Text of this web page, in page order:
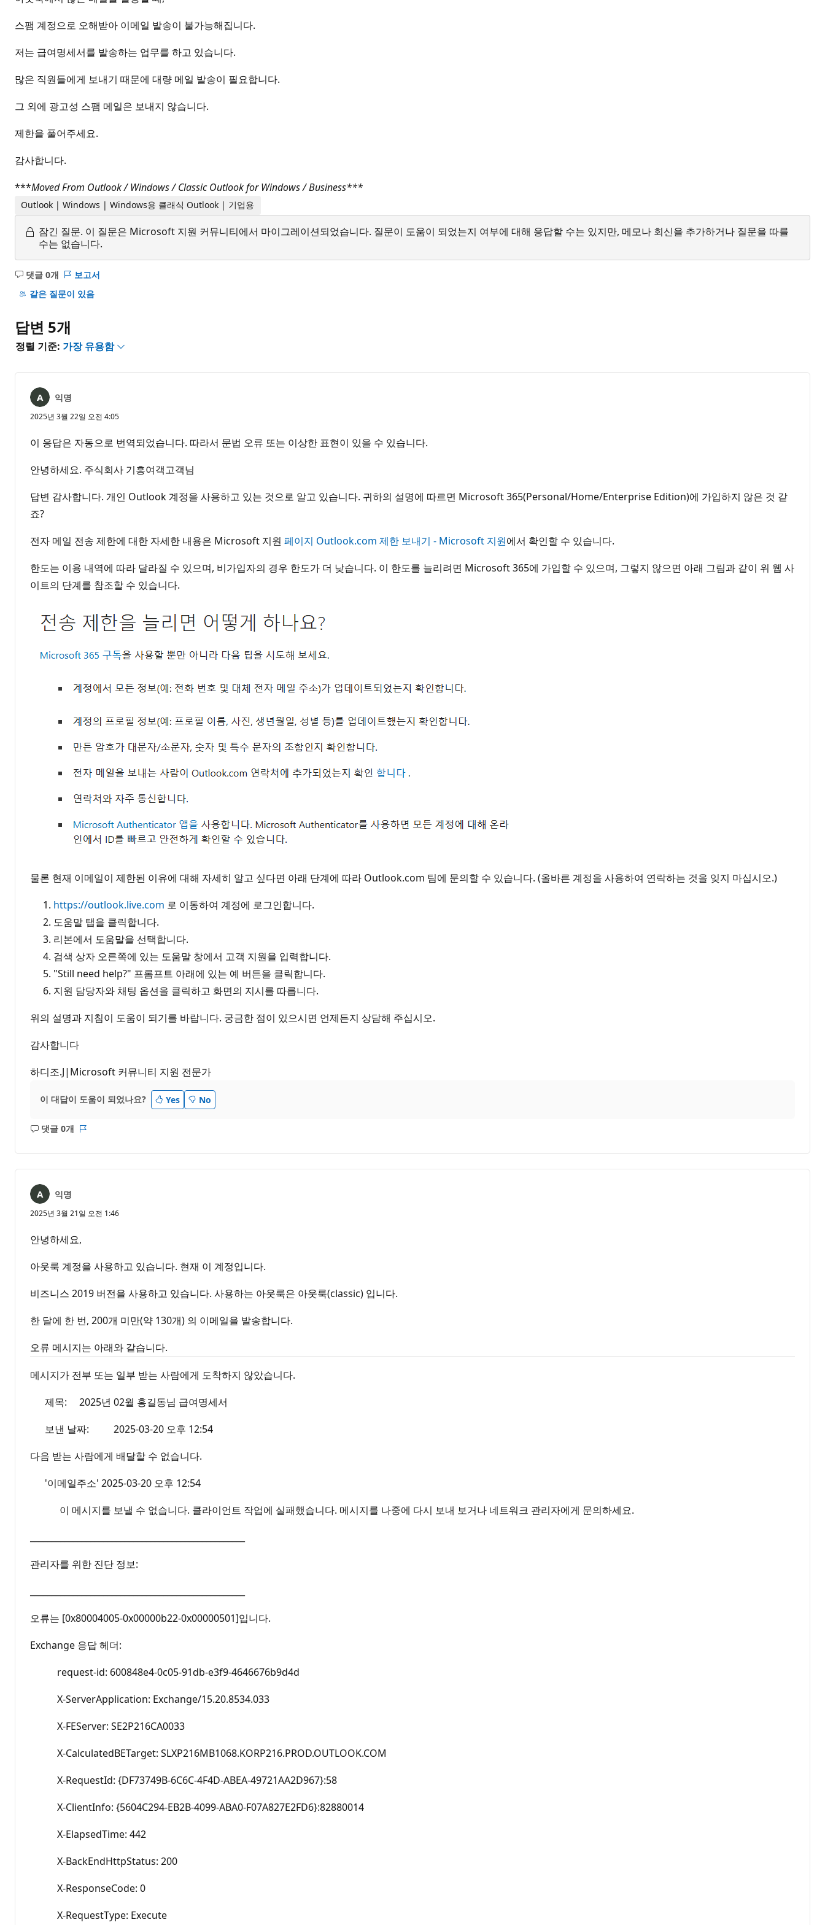
스팸 계정으로 오해받아 이메일 발송이 불가능해집니다.
저는 급여명세서를 발송하는 업무를 하고 있습니다.
많은 직원들에게 보내기 때문에 대량 메일 발송이 필요합니다.
그 외에 광고성 스팸 메일은 보내지 않습니다.
제한을 풀어주세요.
감사합니다.
***Moved From Outlook / Windows / Classic Outlook for Windows / Business***
Outlook | Windows | Windows용 클래식 Outlook | 기업용
잠긴 질문. 이 질문은 Microsoft 지원 커뮤니티에서 마이그레이션되었습니다. 질문이 도움이 되었는지 여부에 대해 응답할 수는 있지만, 메모나 회신을 추가하거나 질문을 따를
수는 없습니다.
댓글 0개
설
명
음
보고서
같은 질문이 있음
답변 5개
정렬 기준: 가장 유용함
익명
2025년 3월 22일 오전 4:05
이 응답은 자동으로 번역되었습니다. 따라서 문법 오류 또는 이상한 표현이 있을 수 있습니다.
안녕하세요. 주식회사 기흥여객고객님
답변 감사합니다. 개인 Outlook 계정을 사용하고 있는 것으로 알고 있습니다. 귀하의 설명에 따르면 Microsoft 365(Personal/Home/Enterprise Edition)에 가입하지 않은 것 같
죠?
전자 메일 전송 제한에 대한 자세한 내용은 Microsoft 지원 페이지 Outlook.com 제한 보내기 - Microsoft 지원에서 확인할 수 있습니다.
한도는 이용 내역에 따라 달라질 수 있으며, 비가입자의 경우 한도가 더 낮습니다. 이 한도를 늘리려면 Microsoft 365에 가입할 수 있으며, 그렇지 않으면 아래 그림과 같이 위 웹 사
이트의 단계를 참조할 수 있습니다.
물론 현재 이메일이 제한된 이유에 대해 자세히 알고 싶다면 아래 단계에 따라 Outlook.com 팀에 문의할 수 있습니다. (올바른 계정을 사용하여 연락하는 것을 잊지 마십시오.)
https://outlook.live.com 로 이동하여 계정에 로그인합니다.
도움말 탭을 클릭합니다.
리본에서 도움말을 선택합니다.
검색 상자 오른쪽에 있는 도움말 창에서 고객 지원을 입력합니다.
"Still need help?" 프롬프트 아래에 있는 예 버튼을 클릭합니다.
지원 담당자와 채팅 옵션을 클릭하고 화면의 지시를 따릅니다.
위의 설명과 지침이 도움이 되기를 바랍니다. 궁금한 점이 있으시면 언제든지 상담해 주십시오.
감사합니다
하디조.J|Microsoft 커뮤니티 지원 전문가
이 대답이 도움이 되었나요? Yes No
댓글 0개
설
음
익명
2025년 3월 21일 오전 1:46
안녕하세요,
아웃룩 계정을 사용하고 있습니다. 현재 이 계정입니다.
비즈니스 2019 버전을 사용하고 있습니다. 사용하는 아웃룩은 아웃룩(classic) 입니다.
한 달에 한 번, 200개 미만(약 130개) 의 이메일을 발송합니다.
오류 메시지는 아래와 같습니다.
메시지가 전부 또는 일부 받는 사람에게 도착하지 않았습니다.
제목: 2025년 02월 홍길동님 급여명세서
보낸 날짜: 2025-03-20 오후 12:54
다음 받는 사람에게 배달할 수 없습니다.
'이메일주소' 2025-03-20 오후 12:54
이 메시지를 보낼 수 없습니다. 클라이언트 작업에 실패했습니다. 메시지를 나중에 다시 보내 보거나 네트워크 관리자에게 문의하세요.
관리자를 위한 진단 정보:
오류는 [0x80004005-0x00000b22-0x00000501]입니다.
Exchange 응답 헤더:
request-id: 600848e4-0c05-91db-e3f9-4646676b9d4d
X-ServerApplication: Exchange/15.20.8534.033
X-FEServer: SE2P216CA0033
X-CalculatedBETarget: SLXP216MB1068.KORP216.PROD.OUTLOOK.COM
X-RequestId: {DF73749B-6C6C-4F4D-ABEA-49721AA2D967}:58
X-ClientInfo: {5604C294-EB2B-4099-ABA0-F07A827E2FD6}:82880014
X-ElapsedTime: 442
X-BackEndHttpStatus: 200
X-ResponseCode: 0
X-RequestType: Execute